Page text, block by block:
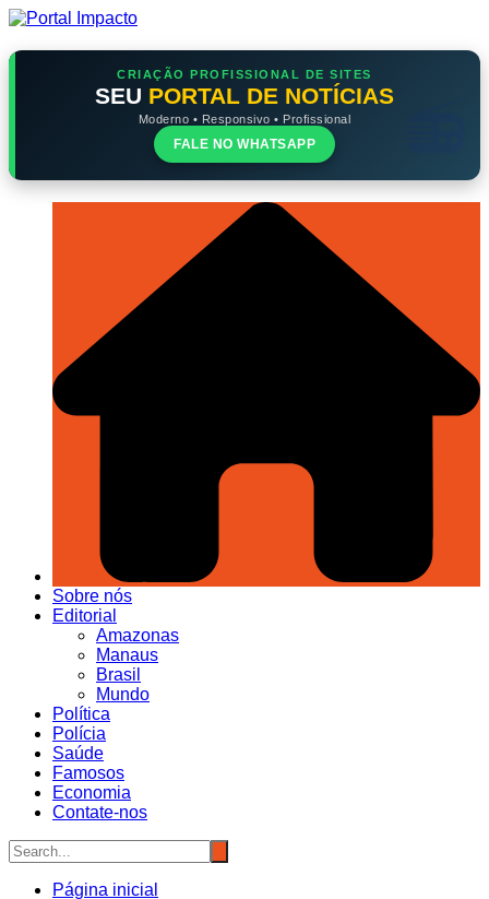
Ir
o
CRIAÇÃO PROFISSIONAL DE SITES
SEU PORTAL DE NOTÍCIAS
Moderno • Responsivo • Profissional
FALE NO WHATSAPP
Sobre nós
Editorial
Amazonas
Manaus
Brasil
Mundo
Política
Polícia
Saúde
Famosos
Economia
Contate-nos
Página inicial